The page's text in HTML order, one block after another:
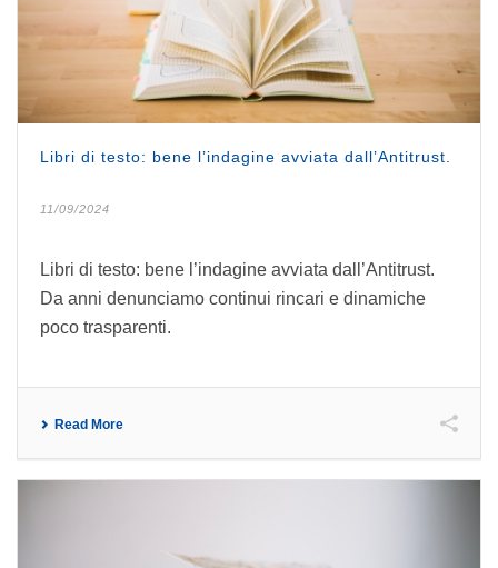
Libri di testo: bene l’indagine avviata dall’Antitrust.
11/09/2024
Libri di testo: bene l’indagine avviata dall’Antitrust.
Da anni denunciamo continui rincari e dinamiche
poco trasparenti.
Read More